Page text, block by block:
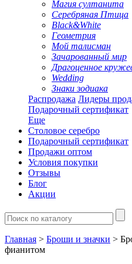
Магия султанита
Серебряная Птица
Black&White
Геометрия
Мой талисман
Зачарованный мир
Драгоценное
Wedding
Знаки зодиака
Распродажа Лидеры
Подарочный сертификат
Еще
Столовое серебро
Подарочный сертификат
Продажи оптом
Условия покупки
Отзывы
Блог
Акции
Главная > Броши и значки >
фианитом